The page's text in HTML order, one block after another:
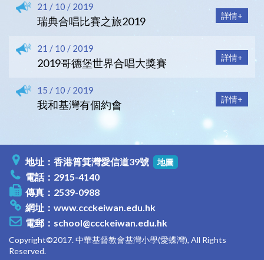
21 / 10 / 2019
瑞典合唱比賽之旅2019 詳情+
21 / 10 / 2019
2019哥德堡世界合唱大獎賽 詳情+
15 / 10 / 2019
我和基灣有個約會 詳情+
地址：香港筲箕灣愛信道39號 地圖
電話：2915-4140
傳真：2539-0988
網址： www.ccckeiwan.edu.hk
電郵： school@ccckeiwan.edu.hk
Copyright©2017. 中華基督教會基灣小學(愛蝶灣), All Rights
Reserved.